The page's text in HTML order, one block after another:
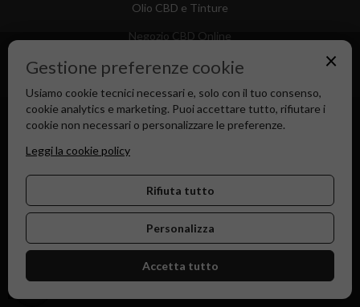
Olio CBD e Tinture
Negozio CBD Online
×
Gestione preferenze cookie
Usiamo cookie tecnici necessari e, solo con il tuo consenso,
cookie analytics e marketing. Puoi accettare tutto, rifiutare i
cookie non necessari o personalizzare le preferenze.
Leggi la cookie policy
Rifiuta tutto
Personalizza
Accetta tutto
Canapa Market - Il tuo Shop di Fiducia dal 2018